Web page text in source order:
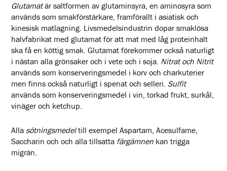
Glutamatär saltformen av glutaminsyra, en aminosyra som
används som smakförstärkare, framförallt i asiatisk och
kinesisk matlagning. Livsmedelsindustrin dopar smaklösa
halvfabrikat med glutamat för att mat med låg proteinhalt
ska få en köttig smak. Glutamat förekommer också naturligt
i nästan alla grönsaker och i vete och i soja. Nitrat och Nitrit
används som konserveringsmedel i korv och charkuterier
men finns också naturligt i spenat och selleri. Sulfit
används som konserveringsmedel i vin, torkad frukt, surkål,
vinäger och ketchup.
Allasötningsmedeltill exempel Aspartam, Acesulfame,
Saccharin och och alla tillsatta färgämnen kan trigga
migrän.